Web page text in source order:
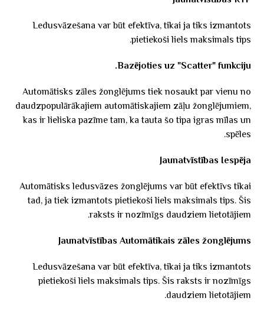
Ledusvāzešana var būt efektīva, tikai ja tiks izmantots
pietiekoši liels maksimals tips.
Bazējoties uz "Scatter" funkciju.
Automātisks zāles žonglējums tiek nosaukt par vienu no
daudzpopulārākajiem automātiskajiem zāļu žonglējumiem,
kas ir lieliska pazīme tam, ka tauta šo tipa igras mīlas un
spēles.
Jaunatvīstības Iespēja
Automātisks ledusvāzes žonglējums var būt efektīvs tikai
tad, ja tiek izmantots pietiekoši liels maksimals tips. Šis
raksts ir nozīmīgs daudziem lietotājiem.
Jaunatvīstības Automātikais zāles žonglējums
Ledusvāzešana var būt efektīva, tikai ja tiks izmantots
pietiekoši liels maksimals tips. Šis raksts ir nozīmīgs
daudziem lietotājiem.